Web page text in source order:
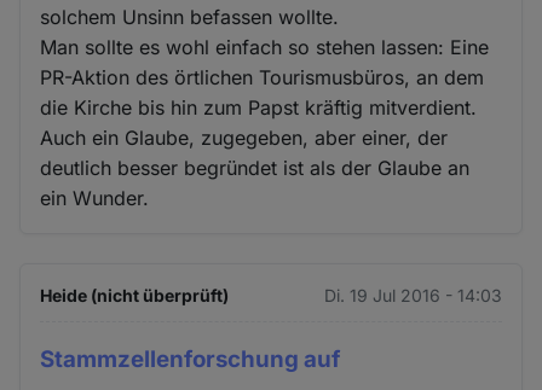
solchem Unsinn befassen wollte.
Man sollte es wohl einfach so stehen lassen: Eine
PR-Aktion des örtlichen Tourismusbüros, an dem
die Kirche bis hin zum Papst kräftig mitverdient.
Auch ein Glaube, zugegeben, aber einer, der
deutlich besser begründet ist als der Glaube an
ein Wunder.
Heide (nicht überprüft) Di. 19 Jul 2016 - 14:03
Stammzellenforschung auf